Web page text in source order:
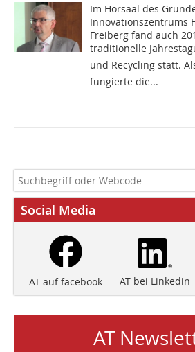
Im Hörsaal des
Innovationszentrums
Freiberg fand auch
traditionelle
und Recycling statt.
fungierte die...
Social Media
AT auf facebook AT bei Linkedin
AT